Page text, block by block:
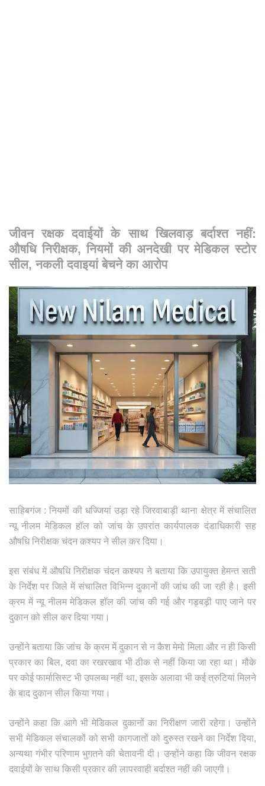
जीवन रक्षक दवाईयों के साथ खिलवाड़ बर्दाश्त नहीं:
औषधि निरीक्षक, नियमों की अनदेखी पर मेडिकल स्टोर
सील, नकली दवाइयां बेचने का आरोप
साहिबगंज : नियमों की धज्जियां उड़ा रहे जिरवाबाड़ी थाना क्षेत्र में संचालित
न्यू नीलम मेडिकल हॉल को जांच के उपरांत कार्यपालक दंडाधिकारी सह
औषधि निरीक्षक चंदन कश्यप ने सील कर दिया।
इस संबंध में औषधि निरीक्षक चंदन कश्यप ने बताया कि उपायुक्त हेमन्त सती
के निर्देश पर जिले में संचालित विभिन्न दुकानों की जांच की जा रही है। इसी
क्रम में न्यू नीलम मेडिकल हॉल की जांच की गई और गड़बड़ी पाए जाने पर
दुकान को सील कर दिया गया।
उन्होंने बताया कि जांच के क्रम में दुकान से न कैश मेमो मिला और न ही किसी
प्रकार का बिल, दवा का रखरखाव भी ठीक से नहीं किया जा रहा था। मौके
पर कोई फार्मासिस्ट भी उपलब्ध नहीं था, इसके अलावा भी कई त्रुटियां मिलने
के बाद दुकान सील किया गया।
उन्होंने कहा कि आगे भी मेडिकल दुकानों का निरीक्षण जारी रहेगा। उन्होंने
सभी मेडिकल संचालकों को सभी कागजातों को दुरुस्त रखने का निर्देश दिया,
अन्यथा गंभीर परिणाम भुगतने की चेतावनी दी। उन्होंने कहा कि जीवन रक्षक
दवाईयों के साथ किसी प्रकार की लापरवाही बर्दाश्त नहीं की जाएगी।